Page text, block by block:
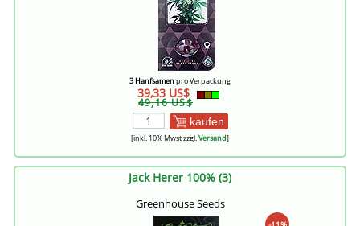
3 Hanfsamenpro Verpackung
39,33 US$
49,16 US$
kaufen
[inkl. 10% Mwst zzgl.Versand]
Jack Herer 100% (3)
Greenhouse Seeds